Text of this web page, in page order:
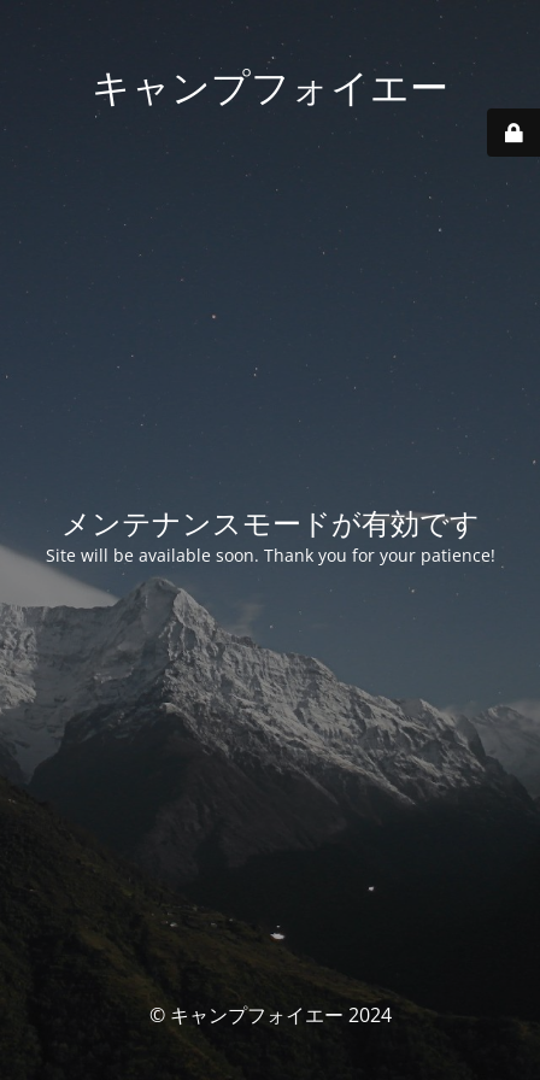
キャンプフォイエー
メンテナンスモードが有効です
Site will be available soon. Thank you for your patience!
© キャンプフォイエー 2024